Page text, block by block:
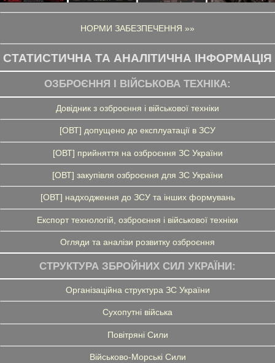
НОРМИ ЗАБЕЗПЕЧЕННЯ »»
СТАТИСТИЧНА ТА АНАЛІТИЧНА ІНФОРМАЦІЯ
ОЗБРОЄННЯ І ВІЙСЬКОВА ТЕХНІКА:
Довідник з озброєння і військової техніки
[ОВТ] допущено до експлуатації в ЗСУ
[ОВТ] прийняття на озброєння ЗС України
[ОВТ] закупівля озброєння для ЗС України
[ОВТ] надходження до ЗСУ та інших формувань
Експорт технологій, озброєння і військової техніки
Огляди та аналізи розвитку озброєння
СТРУКТУРА ЗБРОЙНИХ СИЛ УКРАЇНИ:
Організаційна структура ЗС України
Сухопутні війська
Повітряні Сили
Військово-Морські Сили